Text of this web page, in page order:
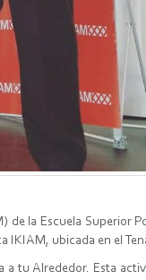
de la Escuela Superior
ubicada en el
tu Alrededor. Esta